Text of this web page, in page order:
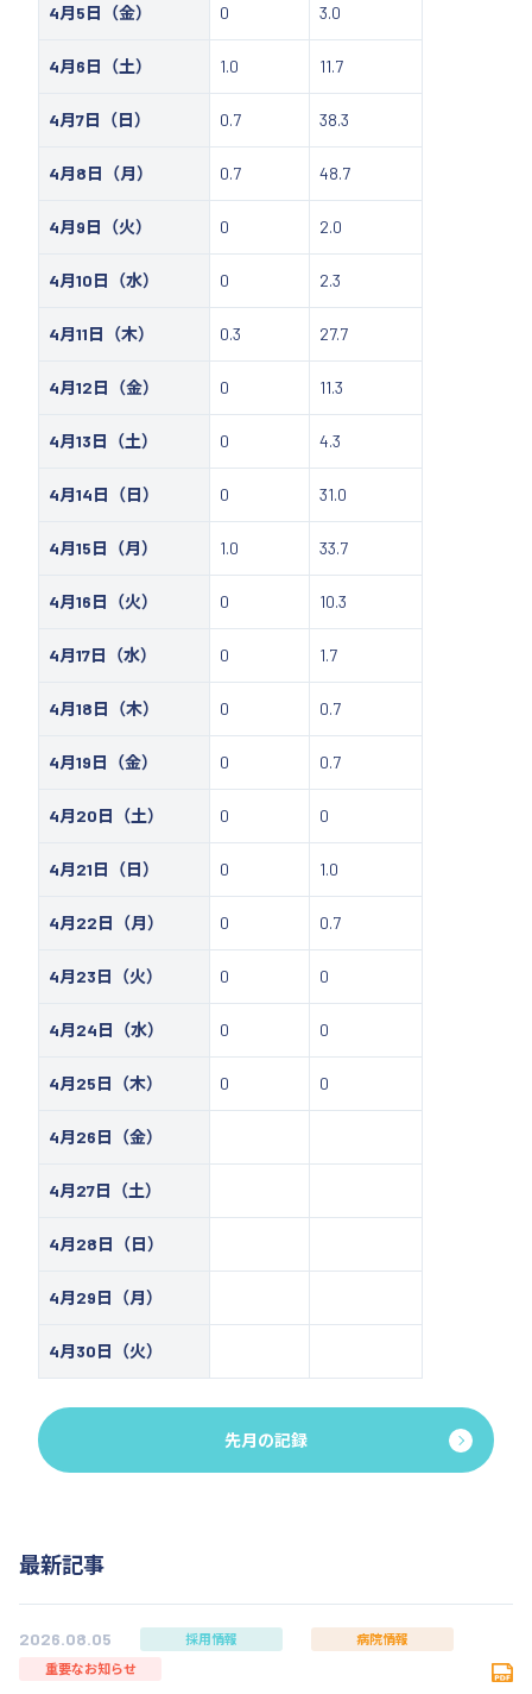
4月5日（金） 0 3.0
4月6日（土） 1.0 11.7
4月7日（日） 0.7 38.3
4月8日（月） 0.7 48.7
4月9日（火） 0 2.0
4月10日（水） 0 2.3
4月11日（木） 0.3 27.7
4月12日（金） 0 11.3
4月13日（土） 0 4.3
4月14日（日） 0 31.0
4月15日（月） 1.0 33.7
4月16日（火） 0 10.3
4月17日（水） 0 1.7
4月18日（木） 0 0.7
4月19日（金） 0 0.7
4月20日（土） 0 0
4月21日（日） 0 1.0
4月22日（月） 0 0.7
4月23日（火） 0 0
4月24日（水） 0 0
4月25日（木） 0 0
4月26日（金）
4月27日（土）
4月28日（日）
4月29日（月）
4月30日（火）
先月の記録
最新記事
2026.08.05 採用情報
病院情報
重要なお知らせ